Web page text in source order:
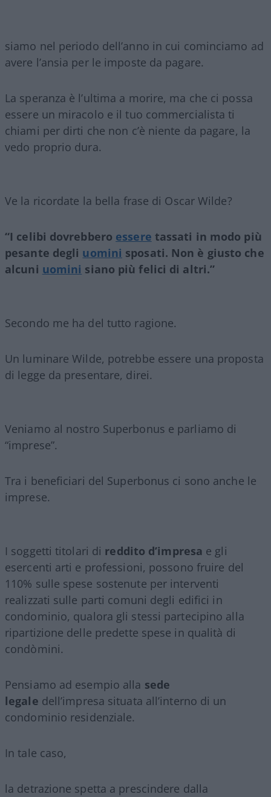
siamo nel periodo dell’anno in cui cominciamo ad
avere l’ansia per le imposte da pagare.
La speranza è l’ultima a morire, ma che ci possa
essere un miracolo e il tuo commercialista ti
chiami per dirti che non c’è niente da pagare, la
vedo proprio dura.
Ve la ricordate la bella frase di Oscar Wilde?
“I celibi dovrebbero essere tassati in modo più
pesante degli uomini sposati. Non è giusto che
alcuni uomini siano più felici di altri.”
Secondo me ha del tutto ragione.
Un luminare Wilde, potrebbe essere una proposta
di legge da presentare, direi.
Veniamo al nostro Superbonus e parliamo di
“imprese”.
Tra i beneficiari del Superbonus ci sono anche le
imprese.
I soggetti titolari di reddito d’impresa e gli
esercenti arti e professioni, possono fruire del
110% sulle spese sostenute per interventi
realizzati sulle parti comuni degli edifici in
condominio, qualora gli stessi partecipino alla
ripartizione delle predette spese in qualità di
condòmini.
Pensiamo ad esempio alla sede
legale dell’impresa situata all’interno di un
condominio residenziale.
In tale caso,
la detrazione spetta a prescindere dalla